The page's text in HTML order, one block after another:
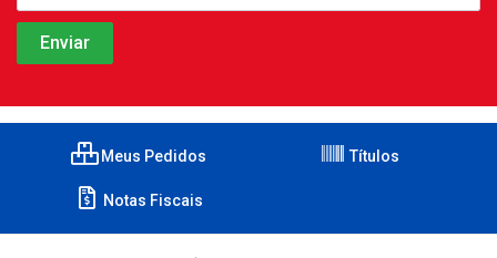
Meus Pedidos Títulos
Notas Fiscais